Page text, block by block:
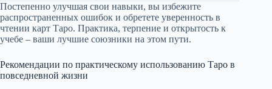
Постепенно улучшая свои навыки, вы избежите
распространенных ошибок и обретете уверенность в
чтении карт Таро. Практика, терпение и открытость к
учебе – ваши лучшие союзники на этом пути.
Рекомендации по практическому использованию Таро в
повседневной жизни